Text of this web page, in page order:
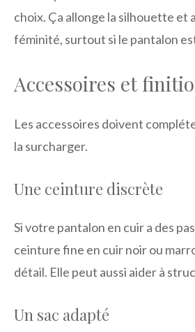
choix. Ça allonge la silhouette et
féminité, surtout si le pantalon
Accessoires et
Les accessoires doivent
la surcharger.
Une ceinture discrète
Si votre pantalon en cuir a des
ceinture fine en cuir noir ou
détail. Elle peut aussi aider à
Un sac adapté